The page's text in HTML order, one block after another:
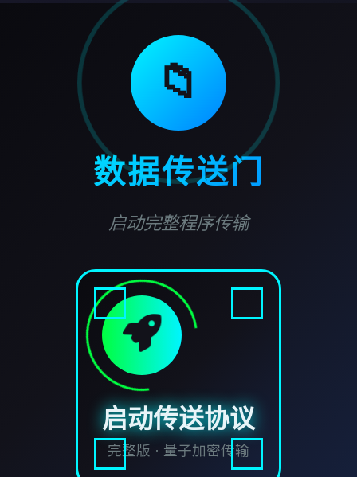
📁
数据传送门
启动完整程序传输
启动传送协议
完整版 · 量子加密传输